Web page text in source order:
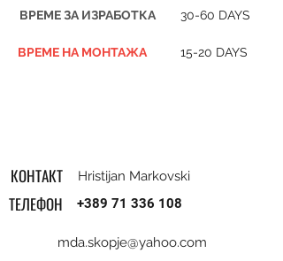
ВРЕМЕ ЗА ИЗРАБОТКА 30-60 DAYS
ВРЕМЕ НА МОНТАЖА 15-20 DAYS
КОНТАКТ Hristijan Markovski
ТЕЛЕФОН +389 71 336 108
mda.skopje@yahoo.com